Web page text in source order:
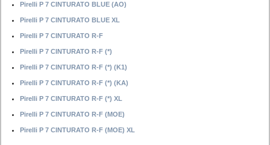
Pirelli P 7 CINTURATO BLUE (AO)
Pirelli P 7 CINTURATO BLUE XL
Pirelli P 7 CINTURATO R-F
Pirelli P 7 CINTURATO R-F (*)
Pirelli P 7 CINTURATO R-F (*) (K1)
Pirelli P 7 CINTURATO R-F (*) (KA)
Pirelli P 7 CINTURATO R-F (*) XL
Pirelli P 7 CINTURATO R-F (MOE)
Pirelli P 7 CINTURATO R-F (MOE) XL